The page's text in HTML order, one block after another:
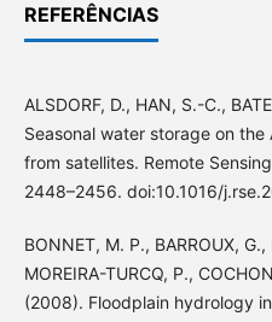
REFERÊNCIAS
ALSDORF, D., HAN, S.-C.,
Seasonal water storage on
from satellites. Remote
2448–2456. doi:10.1016/
BONNET, M. P., BARROUX,
MOREIRA-TURCQ, P.,
(2008). Floodplain hydrology